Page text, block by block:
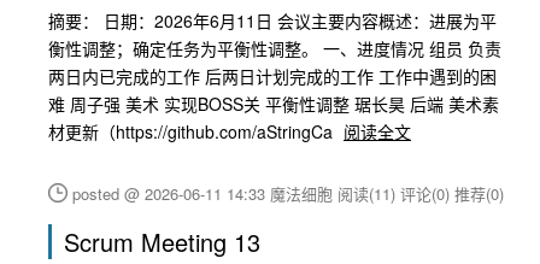
摘要： 日期：2026年6月11日 会议主要内容概述：进展为平
衡性调整；确定任务为平衡性调整。 一、进度情况 组员 负责
两日内已完成的工作 后两日计划完成的工作 工作中遇到的困
难 周子强 美术 实现BOSS关 平衡性调整 琚长昊 后端 美术素
材更新（https://github.com/aStringCa 阅读全文
posted @ 2026-06-11 14:33 魔法细胞 阅读(11) 评论(0) 推荐(0)
Scrum Meeting 13